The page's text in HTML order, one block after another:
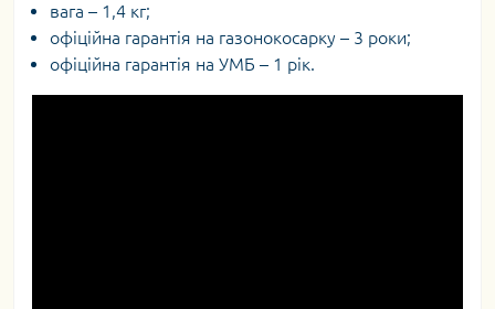
вага – 1,4 кг;
офіційна гарантія на газонокосарку – 3 роки;
офіційна гарантія на УМБ – 1 рік.